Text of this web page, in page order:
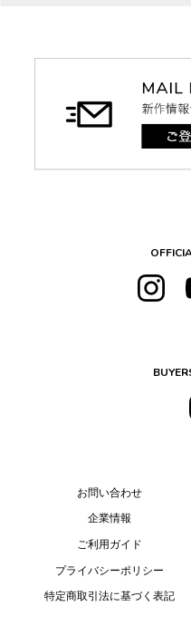
お問い合わせ
企業情報
ご利用ガイド
プライバシーポリシー
特定商取引法に基づく表記